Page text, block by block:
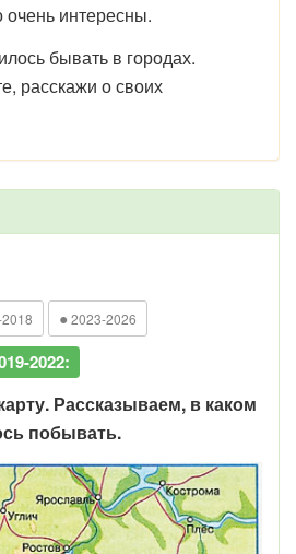
очень интересны.
бывать в городах.
расскажи о своих
● 2023-2026
2022:
Рассказываем, в каком
побывать.